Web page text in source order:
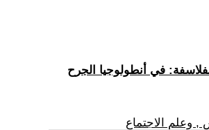
الفلاسفة: في أنطولوجيا الجرح
, وعلم الاجتماع